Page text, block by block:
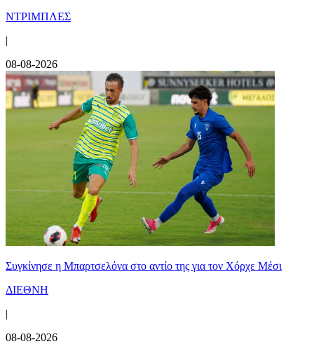
ΝΤΡΙΜΠΛΕΣ
|
08-08-2026
Συγκίνησε η Μπαρτσελόνα στο αντίο της για τον Χόρχε Μέσι
ΔΙΕΘΝΗ
|
08-08-2026